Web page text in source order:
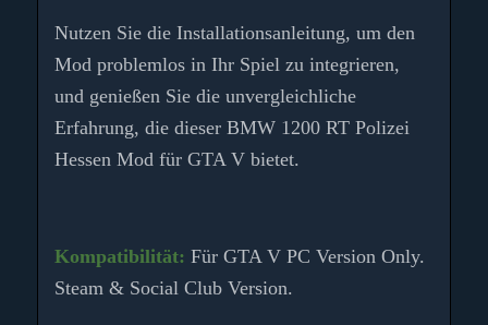
Nutzen Sie die Installationsanleitung, um den
Mod problemlos in Ihr Spiel zu integrieren,
und genießen Sie die unvergleichliche
Erfahrung, die dieser BMW 1200 RT Polizei
Hessen Mod für GTA V bietet.
Kompatibilität: Für GTA V PC Version Only.
Steam & Social Club Version.